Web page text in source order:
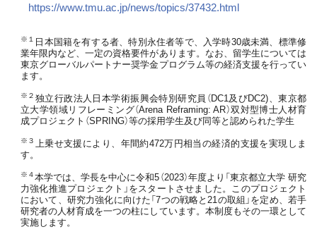
https://www.tmu.ac.jp/news/topics/37432.html
※１
日本国籍を有する者、特別永住者等で、入学時30歳未満、標準修
業年限内など、一定の資格要件があります。なお、留学生については
東京グローバルパートナー奨学金プログラム等の経済支援を行ってい
ます。
※２ 独立行政法人日本学術振興会特別研究員（DC1及びDC2)、東京都
立大学領域リフレーミング（Arena Reframing: AR）双対型博士人材育
成プロジェクト（SPRING）等の採用学生及び同等と認められた学生
※３
上乗せ支援により、年間約472万円相当の経済的支援を実現しま
す。
※４本学では、学長を中心に令和5（2023）年度より「東京都立大学 研究
力強化推進プロジェクト」をスタートさせました。このプロジェクト
において、研究力強化に向けた「7つの戦略と21の取組」を定め、若手
研究者の人材育成を一つの柱にしています。本制度もその一環として
実施します。